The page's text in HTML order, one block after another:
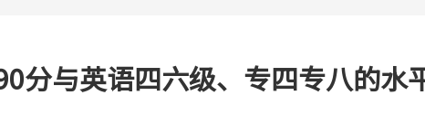
分与英语四六级、专四专八的水